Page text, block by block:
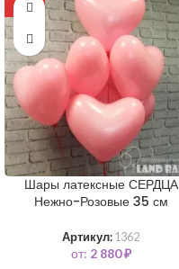
-11%
Шары латексные СЕРДЦА
Нежно-Розовые 35 см
Артикул: 1362
от: 2 880₽